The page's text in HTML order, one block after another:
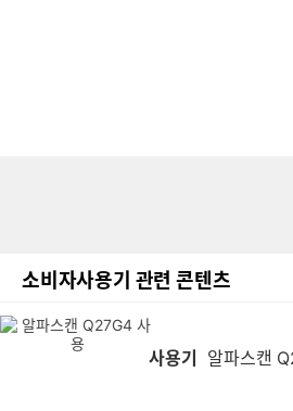
소비자사용기 관련 콘텐츠
사용기 알파스캔